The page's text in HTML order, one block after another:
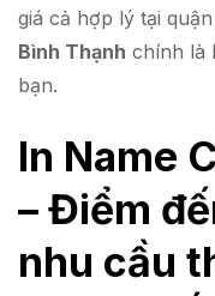
giá cả hợp lý tại
Bình Thạnh chính là
bạn.
In Name
– Điểm
nhu cầu